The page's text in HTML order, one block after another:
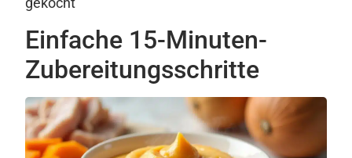
Einfache 15-Minuten-
Zubereitungsschritte